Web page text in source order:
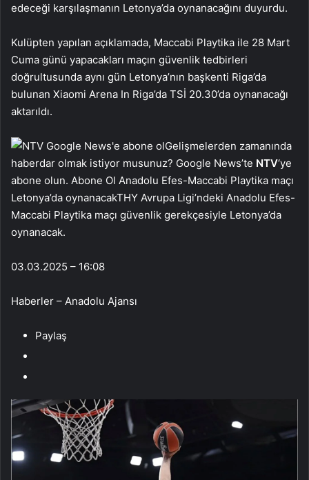
edeceği karşılaşmanın Letonya’da oynanacağını duyurdu.
Kulüpten yapılan açıklamada, Maccabi Playtika ile 28 Mart
Cuma günü yapacakları maçın güvenlik tedbirleri
doğrultusunda aynı gün Letonya’nın başkenti Riga’da
bulunan Xiaomi Arena In Riga’da TSİ 20.30’da oynanacağı
aktarıldı.
Gelişmelerden zamanında
haberdar olmak istiyor musunuz? Google News’te NTV‘ye
abone olun. Abone Ol Anadolu Efes-Maccabi Playtika maçı
Letonya’da oynanacakTHY Avrupa Ligi’ndeki Anadolu Efes-
Maccabi Playtika maçı güvenlik gerekçesiyle Letonya’da
oynanacak.
03.03.2025 – 16:08
Haberler – Anadolu Ajansı
Paylaş